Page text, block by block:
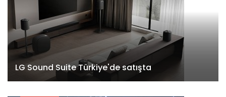
LG Sound Suite Türkiye'de satışta